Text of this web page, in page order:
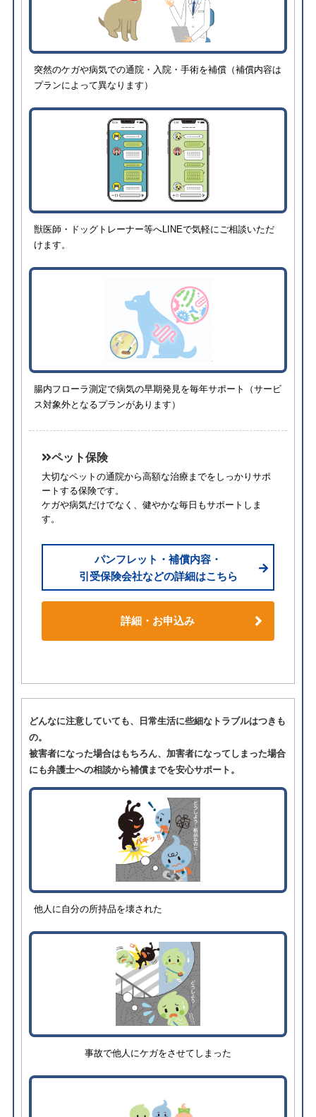
突然のケガや病気での通院・入院・手術を補償（補償内容は
プランによって異なります）
獣医師・ドッグトレーナー等へLINEで気軽にご相談いただ
けます。
腸内フローラ測定で病気の早期発見を毎年サポート（サービ
ス対象外となるプランがあります）
ペット保険
大切なペットの通院から高額な治療までをしっかりサポ
ートする保険です。
ケガや病気だけでなく、健やかな毎日もサポートしま
す。
パンフレット・補償内容・
引受保険会社などの詳細はこちら
詳細・お申込み
どんなに注意していても、日常生活に些細なトラブルはつきも
の。
被害者になった場合はもちろん、加害者になってしまった場合
にも弁護士への相談から補償までを安心サポート。
他人に自分の所持品を壊された
事故で他人にケガをさせてしまった